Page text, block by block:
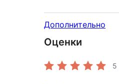
Дополнительно
Оценки
5